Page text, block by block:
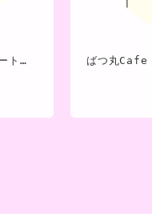
ポチャッコ cafe 限定コラボランチトート（サングラスタイプ）